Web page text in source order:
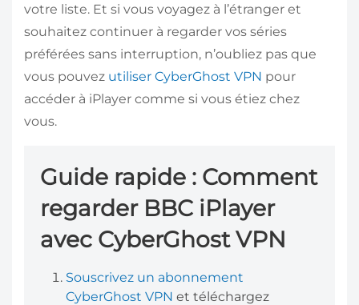
votre liste. Et si vous voyagez à l’étranger et
souhaitez continuer à regarder vos séries
préférées sans interruption, n’oubliez pas que
vous pouvez utiliser CyberGhost VPN pour
accéder à iPlayer comme si vous étiez chez
vous.
Guide rapide : Comment
regarder BBC iPlayer
avec CyberGhost VPN
Souscrivez un abonnement
CyberGhost VPN et téléchargez